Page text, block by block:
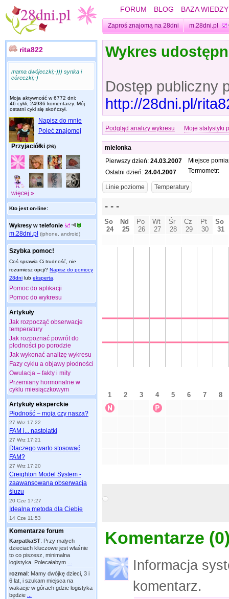
FORUM BLOG BAZA WIEDZY
Zaproś znajomą na 28dni m.28dni.pl
rita822
mama dwójeczki;-))) synka i
córeczki;-)
Moja aktywność w 6772 dni:
46 cykli, 24936 komentarzy. Mój
ostatni cykl się skończył.
Napisz do mnie
Poleć znajomej
Przyjaciółki (26)
więcej »
Kto jest on-line:
Wykresy w telefonie
m.28dni.pl (iphone, android)
Szybka pomoc!
Coś sprawia Ci trudność, nie
rozumiesz opcji? Napisz do pomocy
28dni lub eksperta
Pomoc do aplikacji
Pomoc do wykresu
Artykuły
Jak rozpocząć obserwacje
temperatury
Jak rozpoznać powrót do
płodności po porodzie
Jak wykonać analizę wykresu
Fazy cyklu a objawy płodności
Owulacja – fakty i mity
Przemiany hormonalne w
cyklu miesiączkowym
Artykuły eksperckie
Płodność – moja czy nasza?
27 Wrz 17:22
FAM i... nastolatki
27 Wrz 17:21
Dlaczego warto stosować
FAM?
27 Wrz 17:20
Creighton Model System -
zaawansowana obserwacja
śluzu
20 Cze 17:27
Idealna metoda dla Ciebie
14 Cze 11:53
Komentarze forum
KarpatkaST: Przy małych
dzieciach kluczowe jest właśnie
to co piszesz, minimalna
logistyka. Polecałabym
rozmal: Mamy dwójkę dzieci, 3 i
6 lat, i szukam miejsca na
wakacje w górach gdzie logistyka
będzie
Wykres
Dostęp publiczny
http://28dni.pl/
Podgląd analizy wykresu Moje statystyki
mielonka
Pierwszy dzień: 24.03.2007
Ostatni dzień: 24.04.2007
Miejsce
Termometr:
Komentarze (0
Informacja
komentarz.